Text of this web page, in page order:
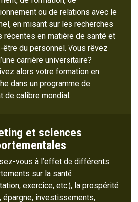
ou de relations avec le
en misant sur les recherches
récentes en matière de santé et
être du personnel. Vous rêvez
carrière universitaire?
alors votre formation en
dans un programme de
de calibre mondial.
et sciences
vous à l’effet de différents
sur la santé
exercice, etc.), la prospérité
épargne, investissements,